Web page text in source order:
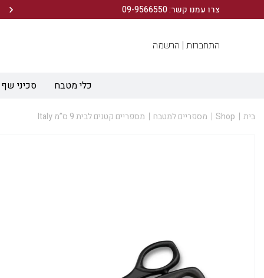
צרו עמנו קשר: 09-9566550
הירשמו לניוזלטר שלנו ותיהנו מ- 10% הנחה ברכישה הראשונה!
התחברות | הרשמה
כלי מטבח סכיני שף
בית Shop מספריים למטבח מספריים קטנים לבית 9 ס”מ Italy